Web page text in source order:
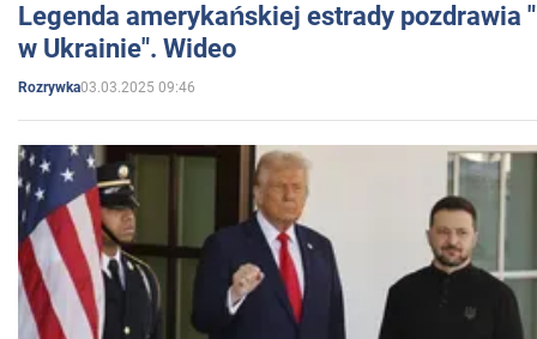
Legenda amerykańskiej estrady pozdrawia
w Ukrainie". Wideo
Rozrywka03.03.2025 09:46